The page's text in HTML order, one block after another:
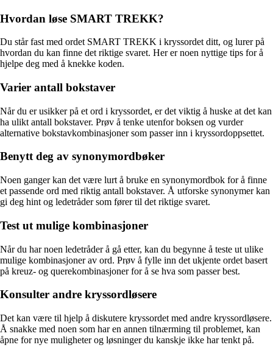
Hvordan løse SMART TREKK?
Du står fast med ordet SMART TREKK i kryssordet ditt, og lurer på
hvordan du kan finne det riktige svaret. Her er noen nyttige tips for å
hjelpe deg med å knekke koden.
Varier antall bokstaver
Når du er usikker på et ord i kryssordet, er det viktig å huske at det kan
ha ulikt antall bokstaver. Prøv å tenke utenfor boksen og vurder
alternative bokstavkombinasjoner som passer inn i kryssordoppsettet.
Benytt deg av synonymordbøker
Noen ganger kan det være lurt å bruke en synonymordbok for å finne
et passende ord med riktig antall bokstaver. Å utforske synonymer kan
gi deg hint og ledetråder som fører til det riktige svaret.
Test ut mulige kombinasjoner
Når du har noen ledetråder å gå etter, kan du begynne å teste ut ulike
mulige kombinasjoner av ord. Prøv å fylle inn det ukjente ordet basert
på kreuz- og querekombinasjoner for å se hva som passer best.
Konsulter andre kryssordløsere
Det kan være til hjelp å diskutere kryssordet med andre kryssordløsere.
Å snakke med noen som har en annen tilnærming til problemet, kan
åpne for nye muligheter og løsninger du kanskje ikke har tenkt på.